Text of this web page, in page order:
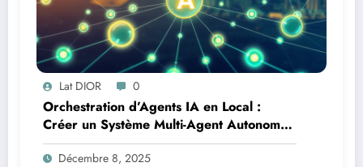
Lat DIOR 0
Orchestration d’Agents IA en Local :
Créer un Système Multi-Agent Autonome
avec TinyLlama
Décembre 8, 2025